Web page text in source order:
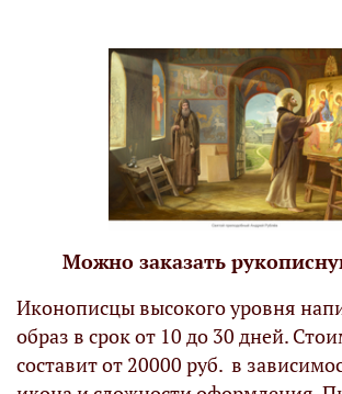
Можно заказать
Иконописцы высокого уровня
образ в срок от 10 до 30 дней.
составит от 20000 руб. в